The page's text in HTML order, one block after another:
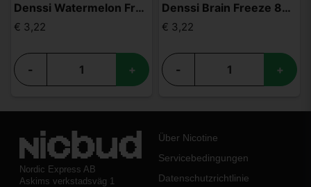
Denssi Watermelon Freeze 8mg
€ 3,22
- +
Denssi Brain Freeze 8mg
€ 3,22
- +
Nordic Express AB
Askims verkstadsväg 1
Über Nicotine
Servicebedingungen
Datenschutzrichtlinie